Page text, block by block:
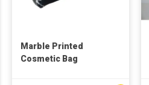
Marble Printed
Cosmetic Bag